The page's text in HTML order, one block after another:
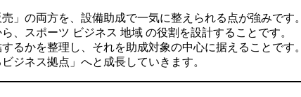
」の両方を、設備助成で一気に整えられる点が強みです。
、スポーツ ビジネス 地域 の役割を設計することです。
るかを整理し、それを助成対象の中心に据えることです。
ジネス拠点」へと成長していきます。